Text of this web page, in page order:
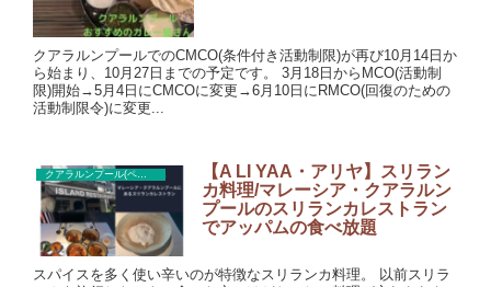
クアラルンプールでのCMCO(条件付き活動制限)が再び10月14日か
ら始まり、10月27日までの予定です。 3月18日からMCO(活動制
限)開始→5月4日にCMCOに変更→6月10日にRMCO(回復のための
活動制限令)に変更...
【A LI YAA・アリヤ】スリラン
カ料理/マレーシア・クアラルン
プールのスリランカレストラン
でアッパムの食べ放題
スパイスを多く使い辛いのが特徴なスリランカ料理。 以前スリラ